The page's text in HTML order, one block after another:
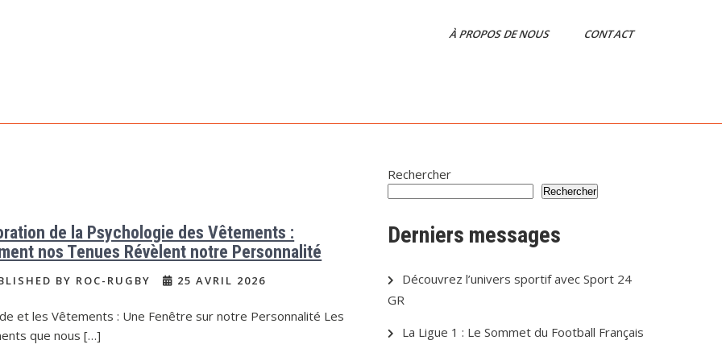
À PROPOS DE NOUS CONTACT
de la Psychologie des Vêtements :
nos Tenues Révèlent notre Personnalité
BY ROC-RUGBY 25 AVRIL 2026
et les Vêtements : Une Fenêtre sur notre Personnalité Les
que nous […]
Rechercher
Rechercher
Derniers messages
Découvrez l’univers sportif avec Sport 24
GR
La Ligue 1 : Le Sommet du Football Français